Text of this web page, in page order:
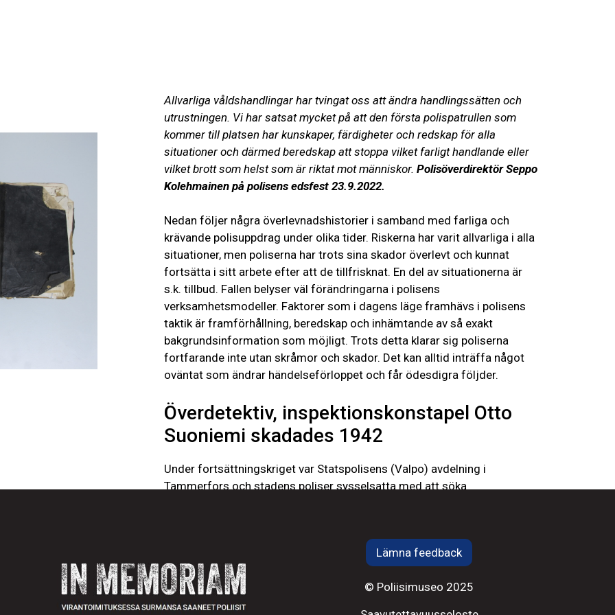
Allvarliga våldshandlingar har tvingat oss att ändra handlingssätten och
utrustningen. Vi har satsat mycket på att den första polispatrullen som
kommer till platsen har kunskaper, färdigheter och redskap för alla
situationer och därmed beredskap att stoppa vilket farligt handlande eller
vilket brott som helst som är riktat mot människor. Polisöverdirektör Seppo
Kolehmainen på polisens edsfest 23.9.2022.
Nedan följer några överlevnadshistorier i samband med farliga och
krävande polisuppdrag under olika tider. Riskerna har varit allvarliga i alla
situationer, men poliserna har trots sina skador överlevt och kunnat
fortsätta i sitt arbete efter att de tillfrisknat. En del av situationerna är
s.k. tillbud. Fallen belyser väl förändringarna i polisens
verksamhetsmodeller. Faktorer som i dagens läge framhävs i polisens
taktik är framförhållning, beredskap och inhämtande av så exakt
bakgrundsinformation som möjligt. Trots detta klarar sig poliserna
fortfarande inte utan skråmor och skador. Det kan alltid inträffa något
oväntat som ändrar händelseförloppet och får ödesdigra följder.
Överdetektiv, inspektionskonstapel Otto
Suoniemi skadades 1942
Under fortsättningskriget var Statspolisens (Valpo) avdelning i
Tammerfors och stadens poliser sysselsatta med att söka
fortsättningskriget bröt ut började han bilda en motståndsgrupp av unga
som gjorde sabotage. I Tammerfors med omgivning gjordes
sammanlagt 21 sabotage där arméns bilar, järnvägsskenor, tåg och
transformatorer sprängdes. Även Ratina kraftverk och Takofabriken
vandaliserades. Takatalo greps, men han lyckades fly i januari 1942. I
Lämna feedback
© Poliisimuseo 2025